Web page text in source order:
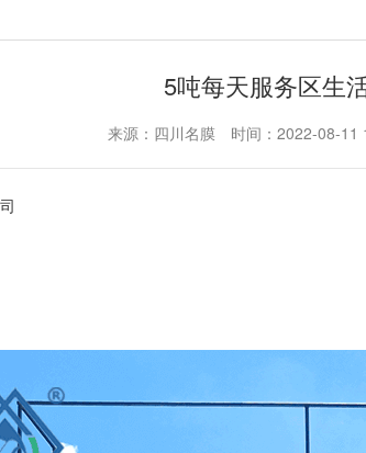
5吨每天服务区生
来源：四川名膜 时间：2022-08-11